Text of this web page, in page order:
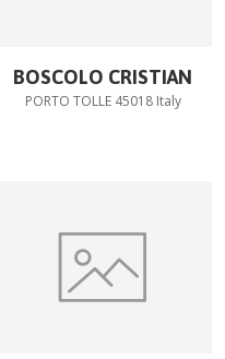
BOSCOLO CRISTIAN
PORTO TOLLE 45018 Italy